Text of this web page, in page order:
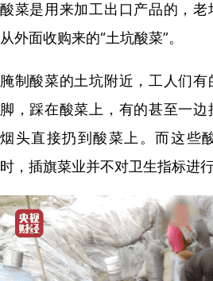
酸菜是用来加工出口产品的，
从外面收购来的“土坑酸菜”。
腌制酸菜的土坑附近，工人们
脚，踩在酸菜上，有的甚至一
烟头直接扔到酸菜上。而这些
时，插旗菜业并不对卫生指标进行